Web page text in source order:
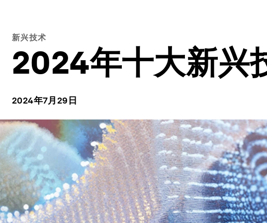
新兴技术
2024年十大新兴
2024年7月29日